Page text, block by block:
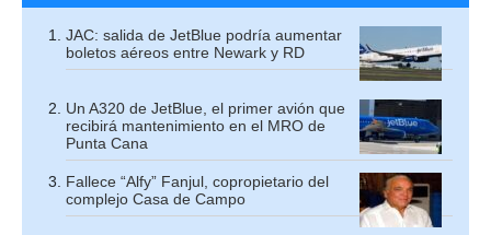
JAC: salida de JetBlue podría aumentar
boletos aéreos entre Newark y RD
Un A320 de JetBlue, el primer avión que
recibirá mantenimiento en el MRO de
Punta Cana
Fallece “Alfy” Fanjul, copropietario del
complejo Casa de Campo